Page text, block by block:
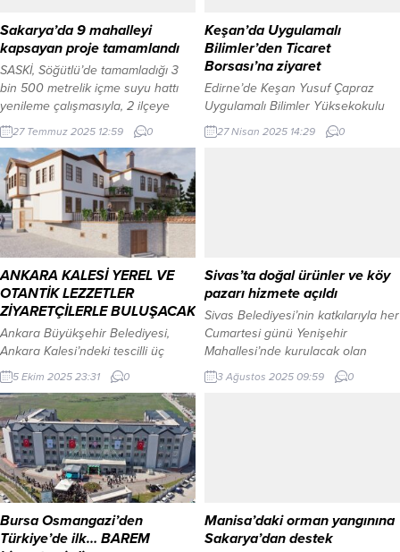
Sakarya’da 9 mahalleyi
kapsayan proje tamamlandı
SASKİ, Söğütlü’de tamamladığı 3
bin 500 metrelik içme suyu hattı
yenileme çalışmasıyla, 2 ilçeye
bağlı 9 mahalleye kesintisiz içme
suyu ulaştırıyor. Yaz aylarında
artan tüketim nedeniyle yetersiz
kalan mevcut hatlar yenilenerek
güçlü bir altyapı hizmete alındı.
SAKARYA (İGFA) – Sakarya
Büyükşehir Belediyesi Su ve
Kanalizasyon İdaresi (SASKİ),
Söğütlü’de yürüttüğü 3...
27 Temmuz 2025 12:59 0
Keşan’da Uygulamalı
Bilimler’den Ticaret
Borsası’na ziyaret
Edirne’de Keşan Yusuf Çapraz
Uygulamalı Bilimler Yüksekokulu
Müdürü Prof. Dr. İlknur Kumkale ve
Müdür Yardımcısı Doç. Dr. Erdem
Başkanı Kemalettin Uslu, Yönetim
Kurulu Başkanı Necmi Kaymaz,...
27 Nisan 2025 14:29 0
ANKARA KALESİ YEREL VE
OTANTİK LEZZETLER
ZİYARETÇİLERLE BULUŞACAK
Ankara Büyükşehir Belediyesi,
Ankara Kalesi’ndeki tescilli üç
taşınmazı birleştirilmesiyle
Başkent’e kazandırılacak
“Gastronomi Merkezi” için
çalışmalara başladı. Çalışmaların
tamamlanmasının ardından; Kale,
Kireçli, Berrak ve Doyran
Sokaklarının kesişme noktasındaki
üç ayrı konut geleneksel sokak
dokusuna uygun şekilde
yenilenecek ve hem mimari miras
olarak hem de işlevsellik açısından
5 Ekim 2025 23:31 0
Sivas’ta doğal ürünler ve köy
pazarı hizmete açıldı
Sivas Belediyesi’nin katkılarıyla her
Cumartesi günü Yenişehir
Mahallesi’nde kurulacak olan
Doğal Ürünler ve Köy Pazarı,
düzenlenen törenle hizmete açıldı.
gelen üreticilere açık...
3 Ağustos 2025 09:59 0
Bursa Osmangazi’den
Türkiye’de ilk… BAREM
Manisa’daki orman yangınına
Sakarya’dan destek